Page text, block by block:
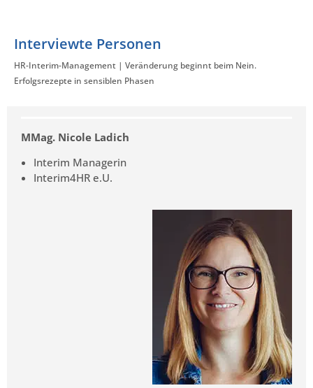
Interviewte Personen
HR-Interim-Management | Veränderung beginnt beim Nein.
Erfolgsrezepte in sensiblen Phasen
MMag. Nicole Ladich
Interim Managerin
Interim4HR e.U.